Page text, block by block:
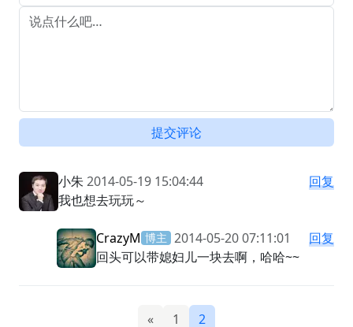
提交评论
小朱 2014-05-19 15:04:44
回复
我也想去玩玩～
CrazyM 博主 2014-05-20 07:11:01
回复
回头可以带媳妇儿一块去啊，哈哈~~
« 1 2